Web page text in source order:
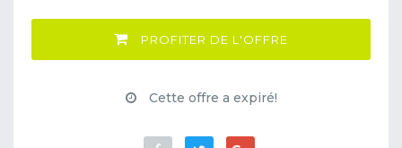
PROFITER DE L'OFFRE
Cette offre a expiré!